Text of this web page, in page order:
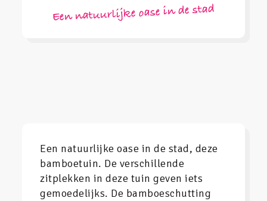
Een natuurlijke oase in de stad
Een natuurlijke oase in de stad, deze
bamboetuin. De verschillende
zitplekken in deze tuin geven iets
gemoedelijks. De bamboeschutting